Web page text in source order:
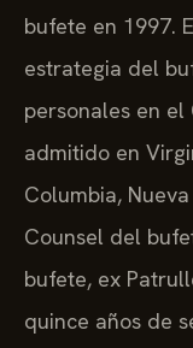
bufete en 1997.
estrategia del
personales en el
admitido en
Columbia,
Counsel del
bufete, ex
quince años de